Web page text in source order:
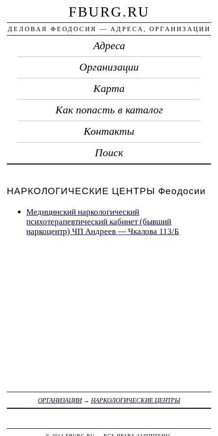
FBURG.RU
ДЕЛОВАЯ ФЕОДОСИЯ — АДРЕСА, ОРГАНИЗАЦИИ
Адреса
Организации
Карта
Как попасть в каталог
Контакты
Поиск
НАРКОЛОГИЧЕСКИЕ ЦЕНТРЫ Феодосии
Медицинский наркологический
психотерапевтический кабинет (бывший
наркоцентр) ЧП Андреев — Чкалова 113/Б
ОРГАНИЗАЦИИ→ НАРКОЛОГИЧЕСКИЕ ЦЕНТРЫ